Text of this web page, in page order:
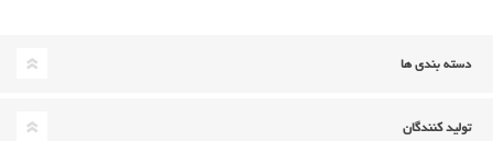
دسته بندی ها
تولید کنندگان